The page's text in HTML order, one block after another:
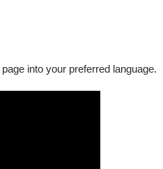
into your preferred language.
。